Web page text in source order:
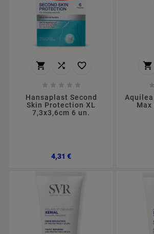
  
    
Hansaplast Second
Skin Protection XL
7,3x3,6cm 6 un.
4,31 €Preço


Max